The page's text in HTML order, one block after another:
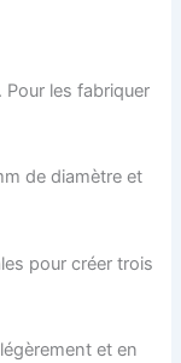
les fabriquer
de diamètre et
pour créer trois
et en